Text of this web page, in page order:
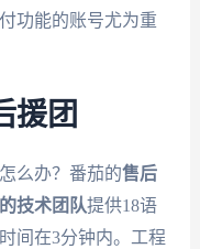
功能的账号尤为重
援团
么办？番茄的售后
技术团队提供18语
间在3分钟内。工程